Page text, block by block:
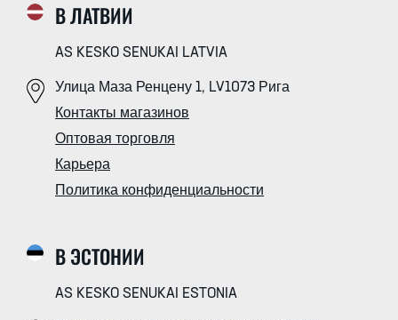
В ЛАТВИИ
AS KESKO SENUKAI LATVIA
Улица Маза Ренцену 1, LV1073 Рига
Контакты магазинов
Оптовая торговля
Карьера
Политика конфиденциальности
В ЭСТОНИИ
AS KESKO SENUKAI ESTONIA